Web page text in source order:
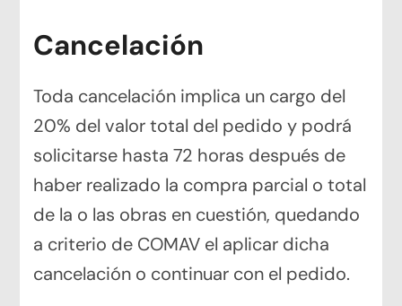
Cancelación
Toda cancelación implica un cargo del
20% del valor total del pedido y podrá
solicitarse hasta 72 horas después de
haber realizado la compra parcial o total
de la o las obras en cuestión, quedando
a criterio de COMAV el aplicar dicha
cancelación o continuar con el pedido.